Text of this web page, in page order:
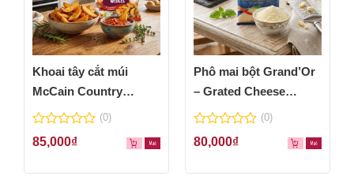
Khoai tây cắt múi
McCain Country
Wedges 600g
0
out
5
(0)
85,000₫
Phô mai bột Grand’Or
– Grated Cheese
Powder 100g
0
out
5
(0)
80,000₫